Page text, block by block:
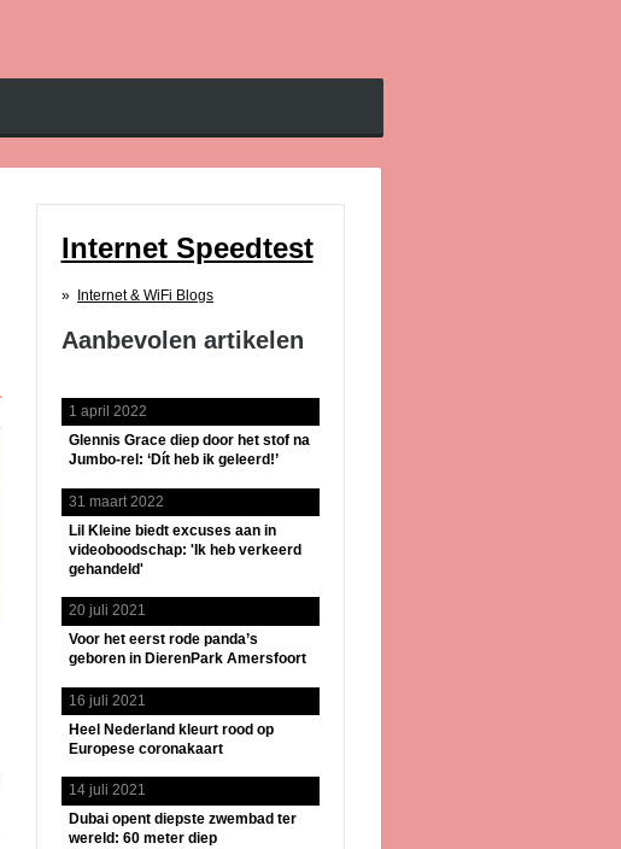
Internet Speedtest
Internet & WiFi Blogs
Aanbevolen artikelen
1 april 2022
Glennis Grace diep door het stof na
Jumbo-rel: ‘Dít heb ik geleerd!’
31 maart 2022
Lil Kleine biedt excuses aan in
videoboodschap: 'Ik heb verkeerd
gehandeld'
20 juli 2021
Voor het eerst rode panda’s
geboren in DierenPark Amersfoort
16 juli 2021
Heel Nederland kleurt rood op
Europese coronakaart
14 juli 2021
Dubai opent diepste zwembad ter
wereld: 60 meter diep